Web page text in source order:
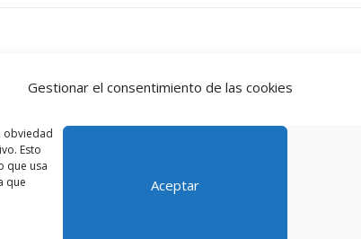
Gestionar el consentimiento de las cookies
obviedad
Esto
que usa
que
Aceptar